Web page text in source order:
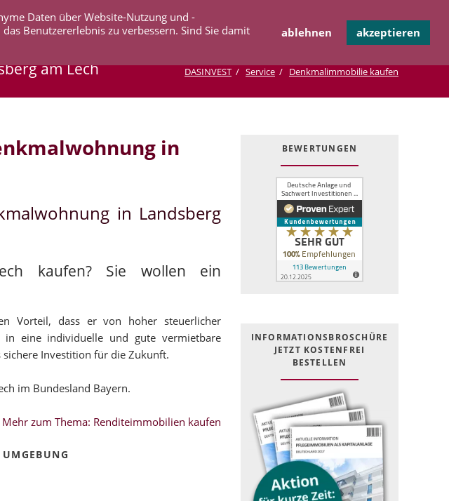
Daten über Website-Nutzung und -
Benutzererlebnis zu verbessern. Sind Sie damit
ablehnen akzeptieren
überspringen
SERVICE KOOPERATION KONTAKT
am Lech DASINVEST Service Denkmalimmobilie kaufen
in
in Landsberg
kaufen? Sie wollen ein
Vorteil, dass er von hoher steuerlicher
in eine individuelle und gute vermietbare
Investition für die Zukunft.
im Bundesland Bayern.
zum Thema: Renditeimmobilien kaufen
BEWERTUNGEN
INFOR­MATIONS­BROSCHÜRE
JETZT KOSTEN­FREI
BESTELLEN